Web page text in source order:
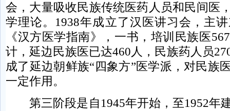
会，大量吸收民族传统医药人员和民间医
学理论。1938年成立了汉医讲习会，主
《汉方医学指南》，一书，培训民族医
计，延边民族医已达460人，民族药人员
成了延边朝鲜族“四象方”医学派，对民族
一定作用。
第三阶段是自1945年开始，至1952年